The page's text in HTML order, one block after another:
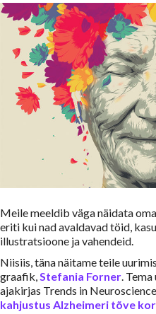
Meile meeldib väga näidata
eriti kui nad avaldavad töid,
illustratsioone ja vahendeid.
Niisiis, täna näitame teile
graafik, Stefania Forner .
ajakirjas Trends in
kahjustus Alzheimeri tõve